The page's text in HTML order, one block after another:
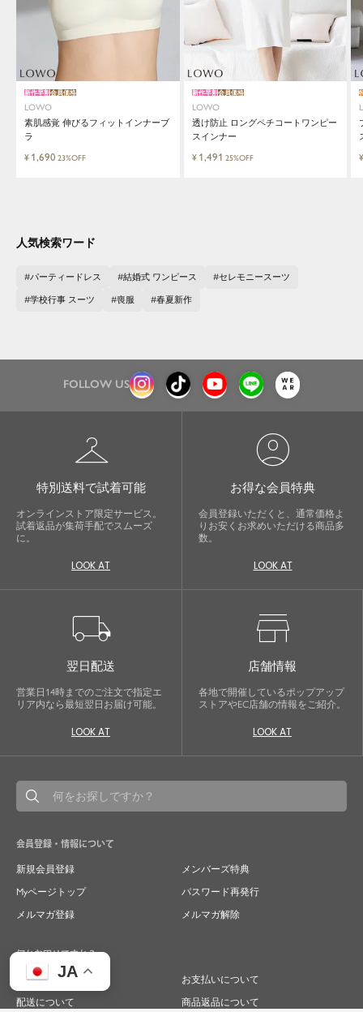
JA
気軽に楽しめる低価格でトレンドを取
り入れたファッションブランド
LOWO（ロワ）は、アパレルはもちろん、インナ
自分に、ちょっとした彩りを。
す。
close
LOWO
素肌感覚 伸びるフィットインナーブ
ラ
新作早割会員価格
¥ 1,690 23%OFF
LOWO
透け防止 ロングペチコートワンピー
スインナー
新作早割会員価格
¥ 1,491 25%OFF ¥
人気検索ワード
パーティードレス 結婚式 ワンピース セレモニースーツ
学校行事 スーツ 喪服 春夏新作
FOLLOW US
checkroom
特別送料で試着可能
オンラインストア限定サービス。
試着返品が集荷手配でスムーズ
に。
LOOK AT
account_circle
お得な会員特典
会員登録いただくと、通常価格よ
りお安くお求めいただける商品多
数。
LOOK AT
local_shipping
翌日配送
営業日14時までのご注文で指定エ
リア内なら最短翌日お届け可能。
LOOK AT
store
店舗情報
各地で開催しているポップアップ
ストアやEC店舗の情報をご紹介。
LOOK AT
会員登録・情報について
新規会員登録
メンバーズ特典
Myページトップ
パスワード再発行
メルマガ登録
メルマガ解除
何かお困りですか？
ご注文について
お支払いについて
配送について
商品返品について